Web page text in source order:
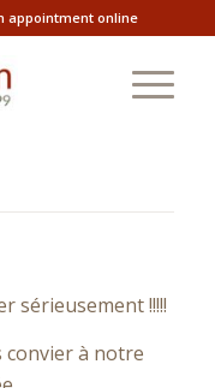
appointment online
sérieusement !!!!!
convier à notre